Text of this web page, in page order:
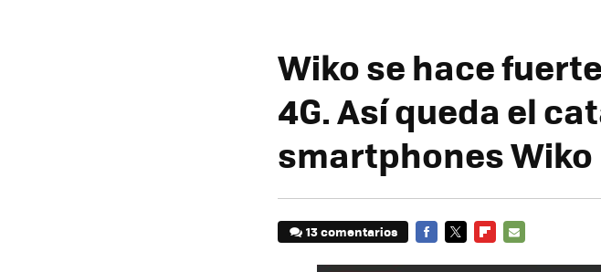
Wiko se hace
4G. Así queda el
smartphones Wiko
13 comentarios